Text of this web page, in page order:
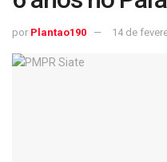
por Plantao190 14 de